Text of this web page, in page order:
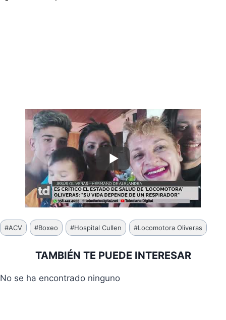
Etiquetas
de
#ACV #Boxeo #Hospital Cullen #Locomotora Oliveras
TAMBIÉN TE PUEDE INTERESAR
No se ha encontrado ninguno